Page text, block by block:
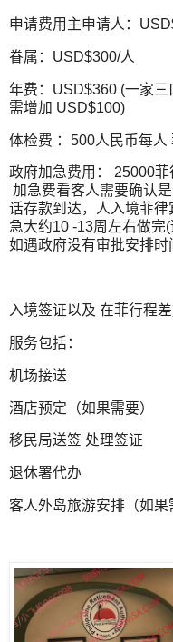
申请费用主申请人：
眷属：USD$300/人
年费：USD$360 (一家三
需增加 USD$100)
体检费 ：500人民币每人
政府加急费用： 25000
加急费看客人需要确认
话存款到达，人入境菲
急大约10 -13周左右做完
如遇政府没有审批安排时
入境签证以及 在菲行程
服务包括：
机场接送
酒店预定（如果需要）
移民局送签 处理签证
退休署代办
客人外岛旅游安排（如果